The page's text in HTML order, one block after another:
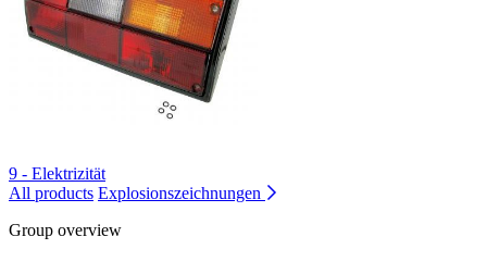
9 - Elektrizität
All products Explosionszeichnungen
Group overview